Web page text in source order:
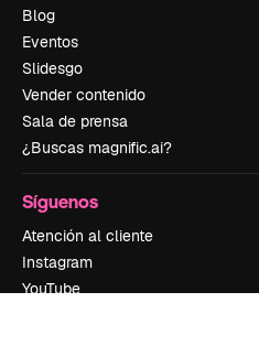
Blog
Eventos
Slidesgo
Vender contenido
Sala de prensa
¿Buscas magnific.ai?
Síguenos
Atención al cliente
Instagram
YouTube